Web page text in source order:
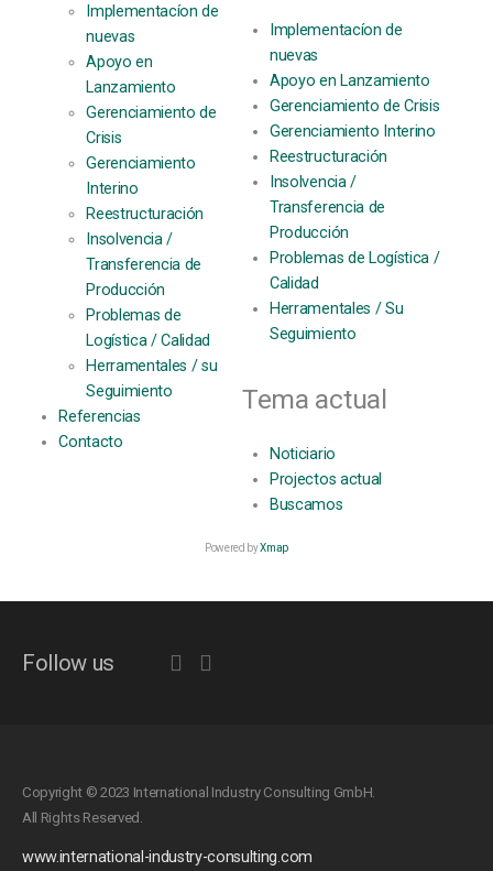
Implementacíon de
nuevas
Apoyo en
Lanzamiento
Gerenciamiento de
Crisis
Gerenciamiento
Interino
Reestructuración
Insolvencia /
Transferencia de
Producción
Problemas de
Logística / Calidad
Herramentales / su
Seguimiento
Referencias
Contacto
Implementacíon de
nuevas
Apoyo en Lanzamiento
Gerenciamiento de Crisis
Gerenciamiento Interino
Reestructuración
Insolvencia /
Transferencia de
Producción
Problemas de Logística /
Calidad
Herramentales / Su
Seguimiento
Tema actual
Noticiario
Projectos actual
Buscamos
Powered byXmap
Follow us
Copyright © 2023 International Industry Consulting GmbH.
All Rights Reserved.
www.international-industry-consulting.com